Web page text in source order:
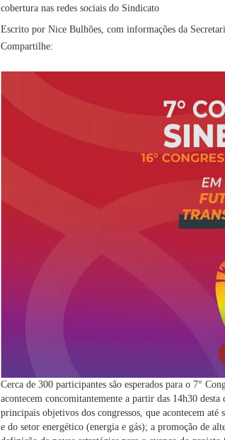
cobertura nas redes sociais do Sindicato
Escrito por Nice Bulhões, com informações da
Compartilhe:
Cerca de 300 participantes são esperados para o 7°
acontecem concomitantemente a partir das 14h30
principais objetivos dos congressos, que acontecem até
e do setor energético (energia e gás); a promoção de